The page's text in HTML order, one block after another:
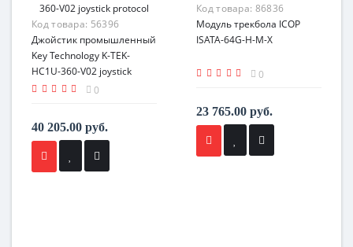
Код товара: 56396
Джойстик промышленный
Key Technology K-TEK-
HC1U-360-V02 joystick
protocol
0
40 205.00 руб.
Код товара: 86836
Модуль трекбола ICOP
ISATA-64G-H-M-X
0
23 765.00 руб.